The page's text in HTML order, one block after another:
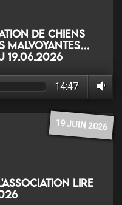
de chiens
malvoyantes…
14:47
19 JUIN 2026
Lire